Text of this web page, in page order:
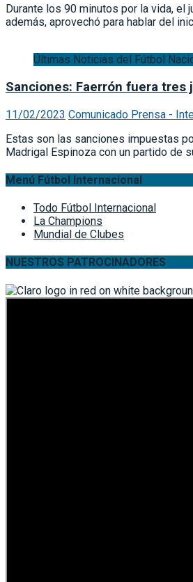
Durante los 90 minutos por la vida, el
además, aprovechó para hablar del
Últimas Noticias del Fútbol
Sanciones: Faerrón fuera
11/02/2023 Comunicado Prensa -
Estas son las sanciones impuestas
Madrigal Espinoza con un partido de
Menú Fútbol Internacional
Todo Fútbol Internacional
La Champions
Mundial de Clubes
NUESTROS PATROCINADORES